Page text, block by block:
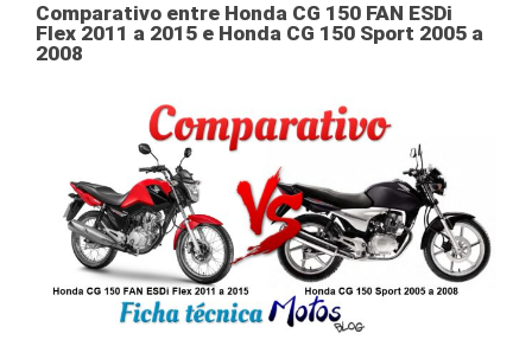
Comparativo entre Honda CG 150 FAN ESDi
Flex 2011 a 2015 e Honda CG 150 Sport 2005 a
2008